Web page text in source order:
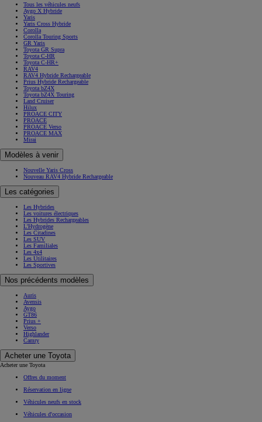
Tous les véhicules neufs
Aygo X Hybride
Yaris
Yaris Cross Hybride
Corolla
Corolla Touring Sports
GR Yaris
Toyota GR Supra
Toyota C-HR
Toyota C-HR+
RAV4
RAV4 Hybride Rechargeable
Prius Hybride Rechargeable
Toyota bZ4X
Toyota bZ4X Touring
Land Cruiser
Hilux
PROACE CITY
PROACE
PROACE Verso
PROACE MAX
Mirai
Modèles à venir
Nouvelle Yaris Cross
Nouveau RAV4 Hybride Rechargeable
Les catégories
Les Hybrides
Les voitures électriques
Les Hybrides Rechargeables
L'Hydrogène
Les Citadines
Les SUV
Les Familiales
Les 4x4
Les Utilitaires
Les Sportives
Nos précédents modèles
Auris
Avensis
Aygo
GT86
Prius +
Verso
Highlander
Camry
Acheter une Toyota
Acheter une Toyota
Offres du moment
Réservation en ligne
Véhicules neufs en stock
Véhicules d'occasion